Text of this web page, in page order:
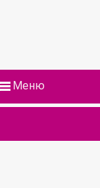
Меню